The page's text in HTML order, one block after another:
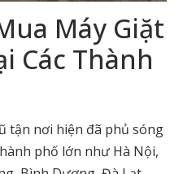
Máy Giặt
Các Thành
tận nơi hiện đã phủ sóng
phố lớn như Hà Nội,